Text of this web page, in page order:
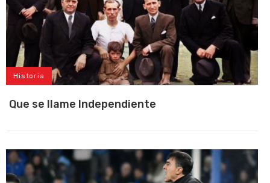
Historia
Que se llame Independiente